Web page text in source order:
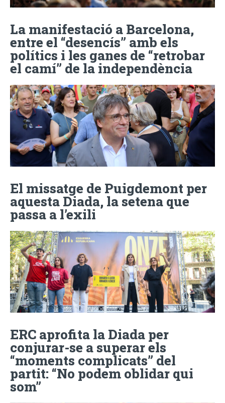
La manifestació a Barcelona,
entre el “desencís” amb els
polítics i les ganes de “retrobar
el camí” de la independència
El missatge de Puigdemont per
aquesta Diada, la setena que
passa a l’exili
ERC aprofita la Diada per
conjurar-se a superar els
“moments complicats” del
partit: “No podem oblidar qui
som”